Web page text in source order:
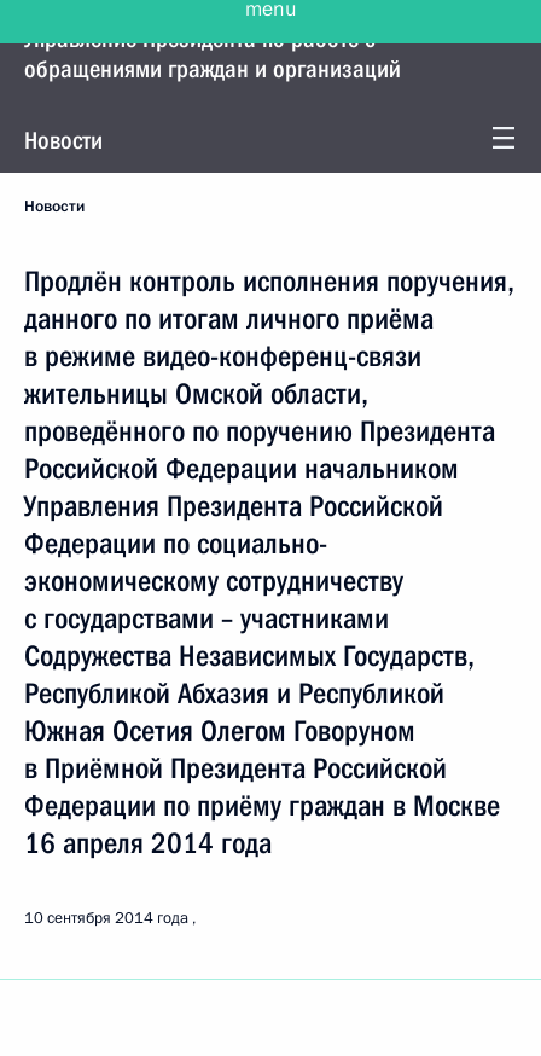
Управление Президента по работе с
обращениями граждан и организаций
Новости
Новости
Продлён контроль исполнения поручения,
данного по итогам личного приёма
в режиме видео-конференц-связи
жительницы Омской области,
проведённого по поручению Президента
Российской Федерации начальником
Управления Президента Российской
Федерации по социально-
экономическому сотрудничеству
с государствами – участниками
Содружества Независимых Государств,
Республикой Абхазия и Республикой
Южная Осетия Олегом Говоруном
в Приёмной Президента Российской
Федерации по приёму граждан в Москве
16 апреля 2014 года
10 сентября 2014 года